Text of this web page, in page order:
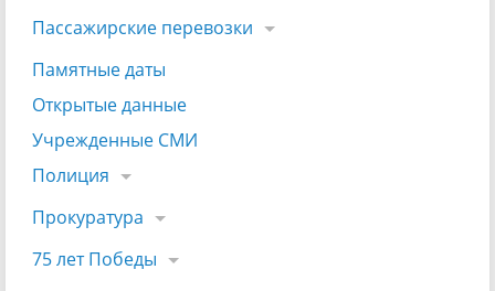
Пассажирские перевозки
Памятные даты
Открытые данные
Учрежденные СМИ
Полиция
Прокуратура
75 лет Победы